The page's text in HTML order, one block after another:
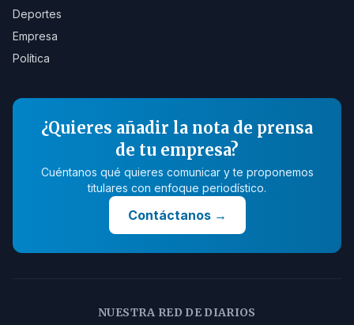
Deportes
Empresa
Política
¿Quieres añadir la nota de prensa
de tu empresa?
Cuéntanos qué quieres comunicar y te proponemos
titulares con enfoque periodístico.
Contáctanos→
NUESTRA RED DE DIARIOS